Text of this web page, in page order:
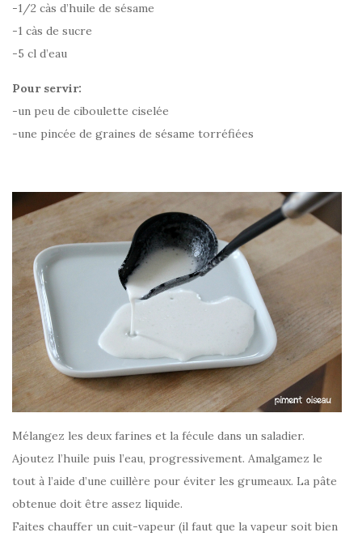
-1/2 càs d’huile de sésame
-1 càs de sucre
-5 cl d’eau
Pour servir:
-un peu de ciboulette ciselée
-une pincée de graines de sésame torréfiées
Mélangez les deux farines et la fécule dans un saladier.
Ajoutez l’huile puis l’eau, progressivement. Amalgamez le
tout à l’aide d’une cuillère pour éviter les grumeaux. La pâte
obtenue doit être assez liquide.
Faites chauffer un cuit-vapeur (il faut que la vapeur soit bien